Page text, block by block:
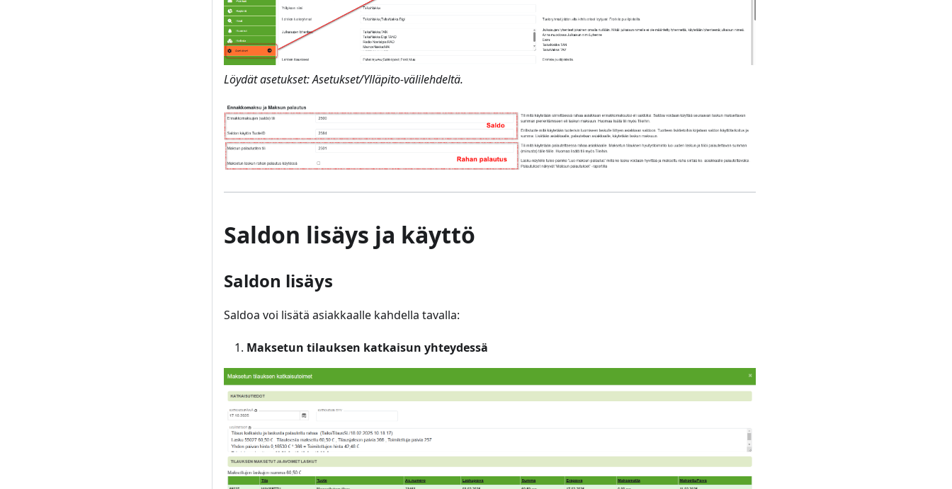
Löydät asetukset: Asetukset/Ylläpito-välilehdeltä.
Saldon lisäys ja käyttö
Saldon lisäys
Saldoa voi lisätä asiakkaalle kahdella tavalla:
Maksetun tilauksen katkaisun yhteydessä